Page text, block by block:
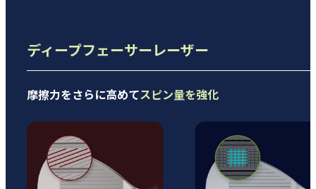
ディープフェーサーレーザー
摩擦力をさらに高めてスピン量を強化